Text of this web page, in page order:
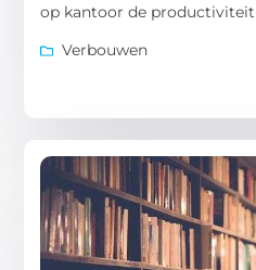
op kantoor de
Verbouwen